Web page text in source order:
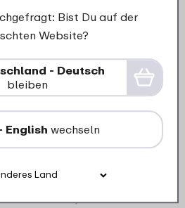
Glas-
Mepal
einem Messbecher aus
und Aufbewahren von
ein Kunststoff-Messbecher
einen 500-ml-Messbecher
Bist Du auf der
Website?
- Deutsch
bleiben
English wechseln